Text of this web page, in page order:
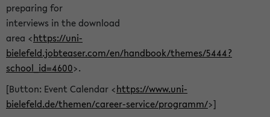
preparing for
interviews in the download
area <https://uni-
bielefeld.jobteaser.com/en/handbook/themes/5444?
school_id=4600>.
[Button: Event Calendar <https://www.uni-
bielefeld.de/themen/career-service/programm/>]